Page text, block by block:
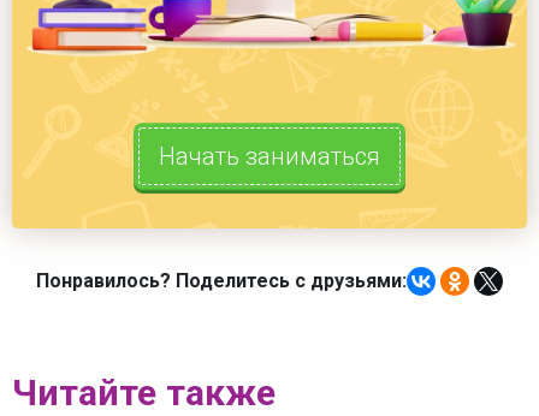
Начать заниматься
Понравилось? Поделитесь с друзьями:
Читайте также